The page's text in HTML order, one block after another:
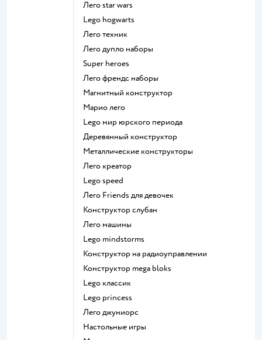
Лего star wars
Lego hogwarts
Лего техник
Лего дупло наборы
Super heroes
Лего френдс наборы
Магнитный конструктор
Марио лего
Lego мир юрского периода
Деревянный конструктор
Металлические конструкторы
Лего креатор
Lego speed
Лего Friends для девочек
Конструктор слубан
Лего машины
Lego mindstorms
Конструктор на радиоуправлении
Конструктор mega bloks
Lego классик
Lego princess
Лего джуниорс
Настольные игры